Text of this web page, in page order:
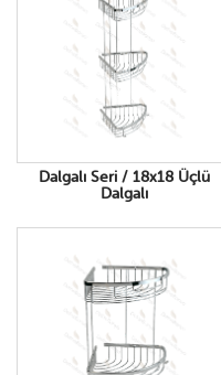
Dalgalı Seri / 18x18 Üçlü
Dalgalı